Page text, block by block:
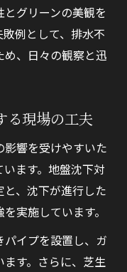
グリーンの美観を
例として、排水不
、日々の観察と迅
る現場の工夫
響を受けやすいた
ます。地盤沈下対
、沈下が進行した
実施しています。
イプを設置し、ガ
す。さらに、芝生